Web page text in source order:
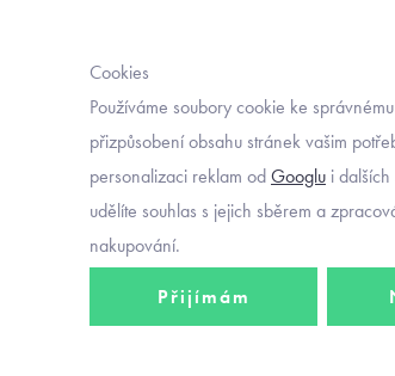
Cookies
Používáme soubory cookie ke
přizpůsobení obsahu stránek vašim
personalizaci reklam odGooglu i
udělíte souhlas s jejich sběrem a
nakupování.
Přijímám